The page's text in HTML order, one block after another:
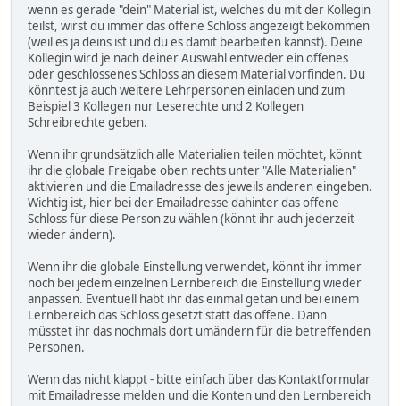
wenn es gerade "dein" Material ist, welches du mit der Kollegin
teilst, wirst du immer das offene Schloss angezeigt bekommen
(weil es ja deins ist und du es damit bearbeiten kannst). Deine
Kollegin wird je nach deiner Auswahl entweder ein offenes
oder geschlossenes Schloss an diesem Material vorfinden. Du
könntest ja auch weitere Lehrpersonen einladen und zum
Beispiel 3 Kollegen nur Leserechte und 2 Kollegen
Schreibrechte geben.
Wenn ihr grundsätzlich alle Materialien teilen möchtet, könnt
ihr die globale Freigabe oben rechts unter "Alle Materialien"
aktivieren und die Emailadresse des jeweils anderen eingeben.
Wichtig ist, hier bei der Emailadresse dahinter das offene
Schloss für diese Person zu wählen (könnt ihr auch jederzeit
wieder ändern).
Wenn ihr die globale Einstellung verwendet, könnt ihr immer
noch bei jedem einzelnen Lernbereich die Einstellung wieder
anpassen. Eventuell habt ihr das einmal getan und bei einem
Lernbereich das Schloss gesetzt statt das offene. Dann
müsstet ihr das nochmals dort umändern für die betreffenden
Personen.
Wenn das nicht klappt - bitte einfach über das Kontaktformular
mit Emailadresse melden und die Konten und den Lernbereich